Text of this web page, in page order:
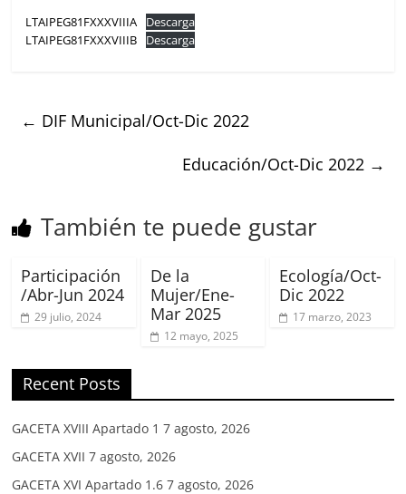
LTAIPEG81FXXXVIIIA
Descarga
LTAIPEG81FXXXVIIIB
Descarga
← DIF Municipal/Oct-Dic 2022
Educación/Oct-Dic 2022 →
También te puede gustar
Participación
/Abr-Jun 2024
29 julio, 2024
De la
Mujer/Ene-
Mar 2025
12 mayo, 2025
Ecología/Oct-
Dic 2022
17 marzo, 2023
Recent Posts
GACETA XVIII Apartado 1 7 agosto, 2026
GACETA XVII 7 agosto, 2026
GACETA XVI Apartado 1.6 7 agosto, 2026